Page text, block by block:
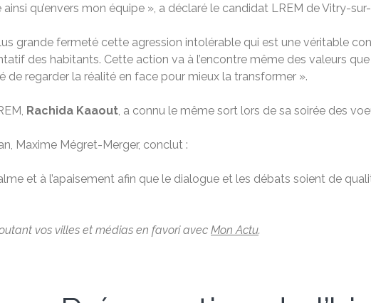
qu’envers mon équipe », a déclaré le candidat LREM de Vitry-sur-
grande fermeté cette agression intolérable qui est une véritable
des habitants. Cette action va à l’encontre même des valeurs
regarder la réalité en face pour mieux la transformer ».
Rachida Kaaout, a connu le même sort lors de sa soirée des
Maxime Mégret-Merger, conclut :
et à l’apaisement afin que le dialogue et les débats soient de
vos villes et médias en favori avec Mon Actu.